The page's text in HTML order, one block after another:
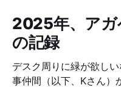
りました。 ちょうど、リリース間近で佳境のプロジェク
トがあり、それを出来
2025年、アガ
の記録
デスク周りに緑が欲し
事仲間（以下、Kさん）